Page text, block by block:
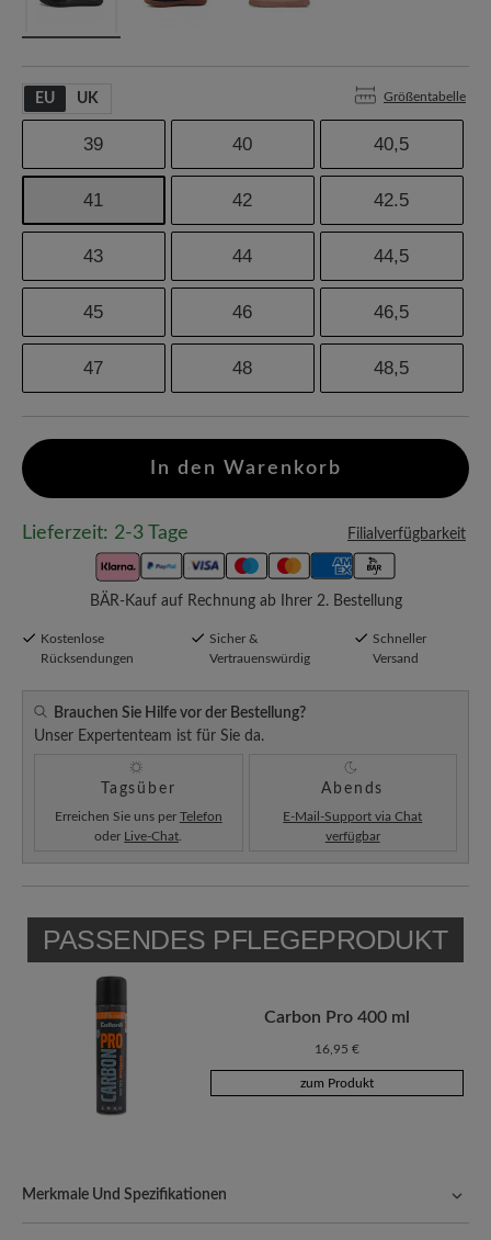
EU UK Größentabelle
39 40 40,5
41 42 42.5
43 44 44,5
45 46 46,5
47 48 48,5
In den Warenkorb
Lieferzeit: 2-3 Tage Filialverfügbarkeit
BÄR-Kauf auf Rechnung ab Ihrer 2. Bestellung
Kostenlose
Rücksendungen
Sicher &
Vertrauenswürdig
Schneller
Versand
Brauchen Sie Hilfe vor der Bestellung?
Unser Expertenteam ist für Sie da.
Tagsüber
Erreichen Sie uns per Telefon
oder Live-Chat
Abends
E-Mail-Support via Chat
verfügbar
PASSENDES PFLEGEPRODUKT
Carbon Pro 400 ml
16,95 €
zum Produkt
Merkmale Und Spezifikationen